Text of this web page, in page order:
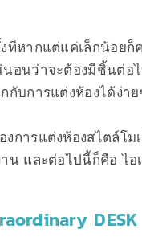
ทีหากแต่แค่เล็กน้อยก็
อนว่าจะต้องมีชิ้นต่อ
กับการแต่งห้องได้ง่า
งการแต่งห้องสไตล์โ
น และต่อไปนี้ก็คือ ไอ
DESK